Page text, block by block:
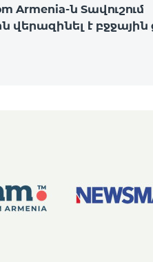
Armenia-ն Տավուշում
վերազինել է